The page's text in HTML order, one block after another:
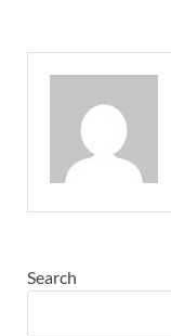
Search